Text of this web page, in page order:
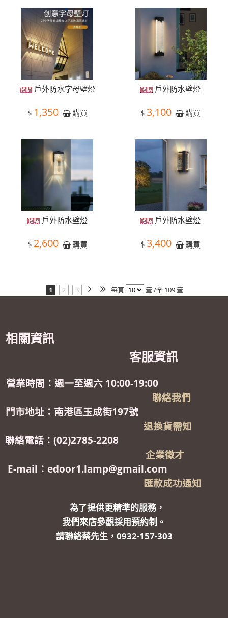
戶外防水字母壁燈
$ 1,350 購買
戶外防水壁燈
$ 3,100 購買
戶外防水壁燈
$ 2,600 購買
戶外防水壁燈
$ 3,400 購買
1 2 3 每頁 筆 /全 109 筆
相關資訊
客服資訊
營業時間：週一至週六 10:00-19:00
聯絡我們
門市地址：南港區玉成街197號
退換貨需知
聯絡電話：(02)2785-2208
企業徵才
E-mail：edoor1.lamp@gmail.com
匯款成功通知
為了提供更精準的服務，
我們來店參觀採用預約制。
請聯絡蔡先生，0932-157-303